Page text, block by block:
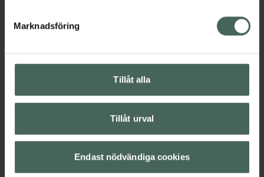
Marknadsföring
Tillåt alla
Tillåt urval
Endast nödvändiga cookies
Upptäck flera produkter inom
Kost och hälsa
Kosttillskott
Vitaminer och mineraler
Vitaminer och mineraler